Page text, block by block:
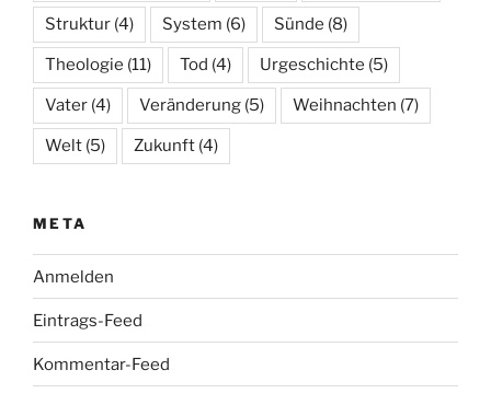
Struktur (4) System (6) Sünde (8)
Theologie (11) Tod (4) Urgeschichte (5)
Vater (4) Veränderung (5) Weihnachten (7)
Welt (5) Zukunft (4)
META
Anmelden
Eintrags-Feed
Kommentar-Feed